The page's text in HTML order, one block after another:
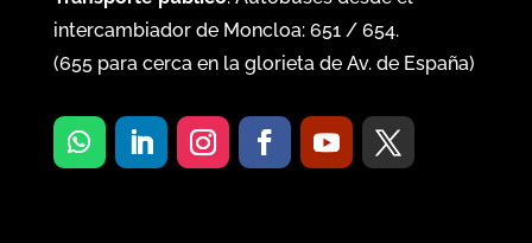
intercambiador de Moncloa: 651/ 654.
(655para cerca en la glorieta de Av. de España)